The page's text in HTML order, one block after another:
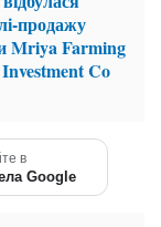
продажу
Mriya Farming
Co
в
Google